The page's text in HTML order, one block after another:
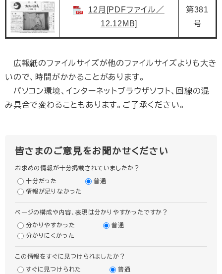
12月[PDFファイル／
12.12MB]
第381
号
広報紙のファイルサイズが他のファイルサイズよりも大き
いので、時間がかかることがあります。
パソコン環境、インターネットブラウザソフト、回線の混
み具合で変わることもあります。ご了承ください。
皆さまのご意見をお聞かせください
お求めの情報が十分掲載されていましたか？
十分だった
普通
情報が足りなかった
ページの構成や内容、表現は分かりやすかったですか？
分かりやすかった
普通
分かりにくかった
この情報をすぐに見つけられましたか？
すぐに見つけられた
普通